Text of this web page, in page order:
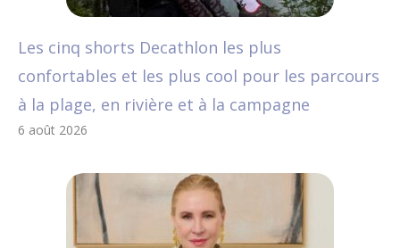
Les cinq shorts Decathlon les plus
confortables et les plus cool pour les parcours
à la plage, en rivière et à la campagne
6 août 2026